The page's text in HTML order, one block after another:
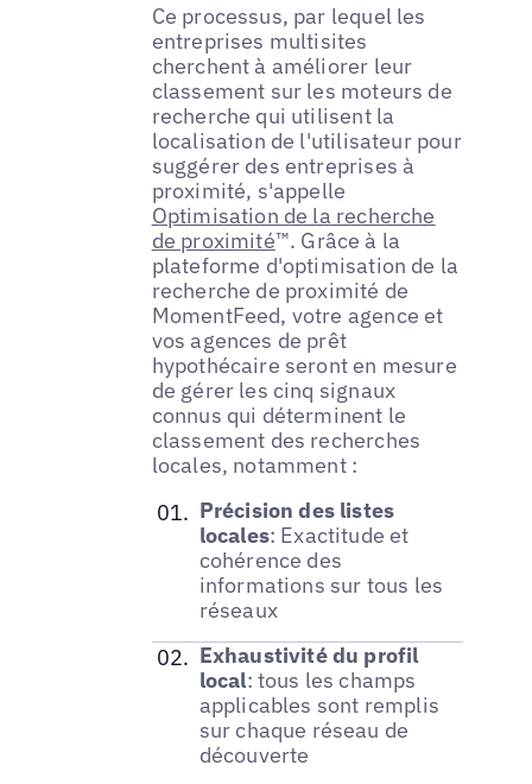
Ce processus, par lequel les
entreprises multisites
cherchent à améliorer leur
classement sur les moteurs de
recherche qui utilisent la
localisation de l'utilisateur pour
suggérer des entreprises à
proximité, s'appelle
Optimisation de la recherche
de proximité™. Grâce à la
plateforme d'optimisation de la
recherche de proximité de
MomentFeed, votre agence et
vos agences de prêt
hypothécaire seront en mesure
de gérer les cinq signaux
connus qui déterminent le
classement des recherches
locales, notamment :
Précision des listes
locales: Exactitude et
cohérence des
informations sur tous les
réseaux
Exhaustivité du profil
local: tous les champs
applicables sont remplis
sur chaque réseau de
découverte